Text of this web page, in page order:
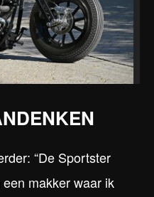
“De Sportster
makker waar ik